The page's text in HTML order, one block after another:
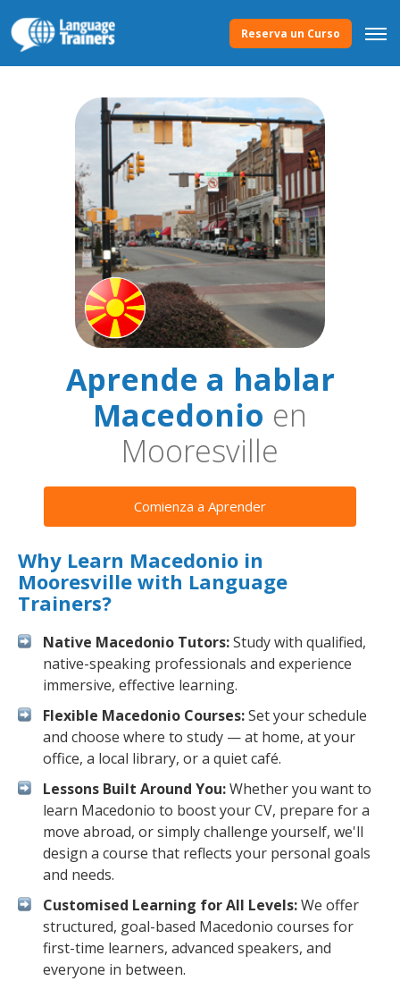
Reserva un Curso
Aprende a hablar
Macedonio en
Mooresville
Comienza a Aprender
Why Learn Macedonio in
Mooresville with Language
Trainers?
Native Macedonio Tutors:Study with qualified,
native-speaking professionals and experience
immersive, effective learning.
Flexible Macedonio Courses:Set your schedule
and choose where to study — at home, at your
office, a local library, or a quiet café.
Lessons Built Around You:Whether you want to
learn Macedonio to boost your CV, prepare for a
move abroad, or simply challenge yourself, we'll
design a course that reflects your personal goals
and needs.
Customised Learning for All Levels:We offer
structured, goal-based Macedonio courses for
first-time learners, advanced speakers, and
everyone in between.